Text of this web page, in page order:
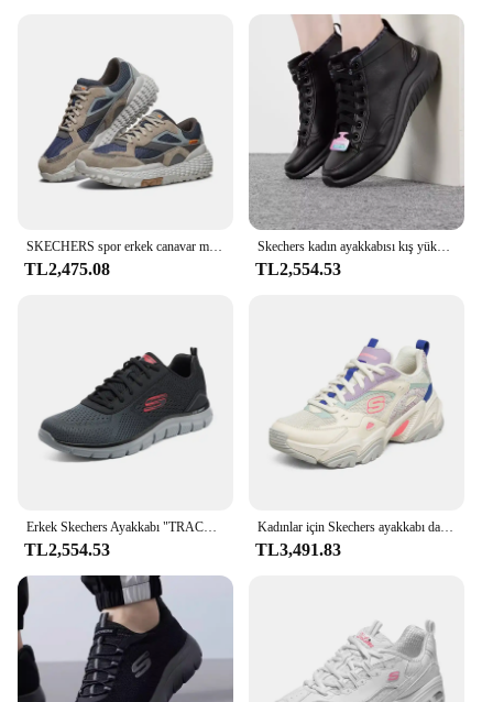
SKECHERS spor erkek canavar moda Retro açık düşük üst spor ayakkabı kaymaz yumuşak rahat nefes tenis masculino
TL2,475.08
Skechers kadın ayakkabısı kış yüksek top spor ayakkabı polar astarlı sıcak baba ayakkabı retro rahat ayakkabılar
TL2,554.53
Erkek Skechers Ayakkabı "TRACK" Günlük Spor Ayakkabı, Modaya Uygun, Nefes Alabilen, Erkek Spor Ayakkabı
TL2,554.53
Kadınlar için Skechers ayakkabı dayanıklılık V 2 tıknaz Sneakers kadın rahat koşu spor bağcıklı ayakkabı zapatos mujer 2024 tendencia
TL3,491.83